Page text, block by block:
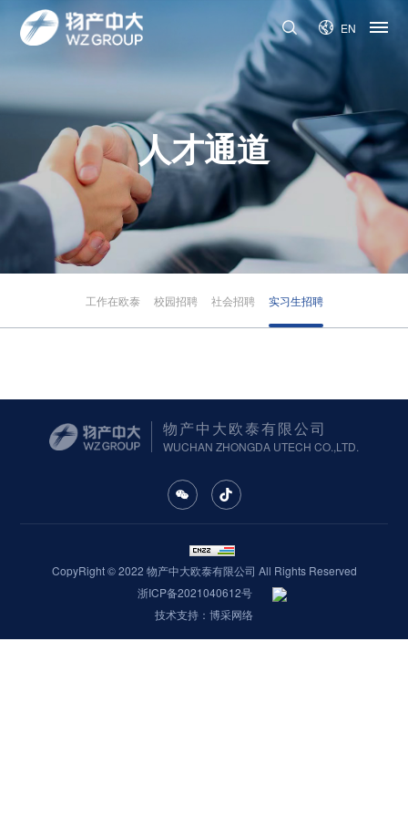
EN
人才通道
工作在欧泰 校园招聘 社会招聘 实习生招聘
物产中大欧泰有限公司
WUCHAN ZHONGDA UTECH CO.,LTD.
CopyRight © 2022 物产中大欧泰有限公司 All Rights Reserved
浙ICP备2021040612号
技术支持：博采网络